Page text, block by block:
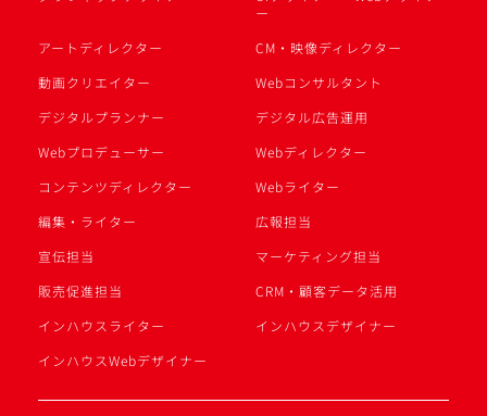
ー
アートディレクター
CM・映像ディレクター
動画クリエイター
Webコンサルタント
デジタルプランナー
デジタル広告運用
Webプロデューサー
Webディレクター
コンテンツディレクター
Webライター
編集・ライター
広報担当
宣伝担当
マーケティング担当
販売促進担当
CRM・顧客データ活用
インハウスライター
インハウスデザイナー
インハウスWebデザイナー